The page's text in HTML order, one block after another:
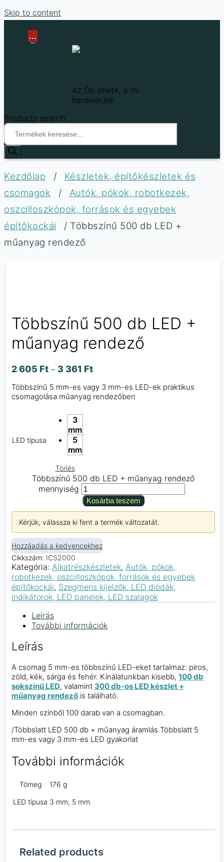
Skip to content
Az Ön ötlete, a mi
hardverünk
Products search
...
...
Kezdőlap /
Készletek, építőkészletek és
csomagok
/
Autók, pókok, robotkezek,
oszcilloszkópok, források és egyebek
építőkockái
/ Többszínű 500 db LED +
műanyag rendező
Többszínű 500 db LED +
műanyag rendező
2 605 Ft – 3 361 Ft
Többszínű 5 mm-es vagy 3 mm-es LED-ek praktikus
csomagolása műanyag rendezőben
LED típusa
3
mm
5
mm
Törlés
Többszínű 500 db LED + műanyag rendező
mennyiség
Kosárba teszem
Kérjük, válassza ki fent a termék változatát.
Hozzáadás a kedvencekhez
Cikkszám: ICS2000
Kategória: Alkatrészkészletek, Autók, pókok,
robotkezek, oszcilloszkópok, források és egyebek
építőkockái, Szegmens kijelzők, LED diódák,
indikátorok, LED panelek, LED szalagok
Leírás
További információk
Leírás
A csomag 5 mm-es többszínű LED-eket tartalmaz: piros,
zöld, kék, sárga és fehér. Kínálatunkban kisebb, 100 db
sokszínű LED, valamint 300 db-os LED készlet +
műanyag rendező is található.
Minden színből 100 darab van a csomagban.
/Többslatt LED 500 db + műanyag áramlás Többslatt 5
mm-es vagy 3 mm-es LED gyakorlat
További információk
Tömeg 176 g
LED típusa 3 mm, 5 mm
Related products